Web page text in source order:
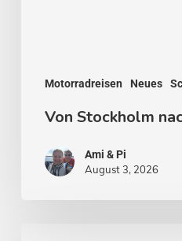
Motorradreisen Neues
Von Stockholm
Ami & Pi
August 3, 2026